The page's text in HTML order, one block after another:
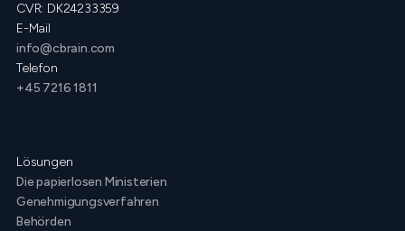
CVR: DK24233359
E-Mail
info@cbrain.com
Telefon
+45 7216 1811
Lösungen
Die papierlosen Ministerien
Genehmigungsverfahren
Behörden